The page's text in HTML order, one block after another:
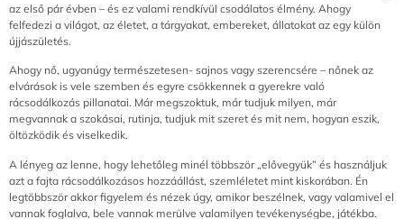
az első pár évben – és ez valami rendkívül csodálatos élmény. Ahogy
felfedezi a világot, az életet, a tárgyakat, embereket, állatokat az egy külön
újjászületés.
Ahogy nő, ugyanúgy természetesen- sajnos vagy szerencsére – nőnek az
elvárások is vele szemben és egyre csökkennek a gyerekre való
rácsodálkozás pillanatai. Már megszoktuk, már tudjuk milyen, már
megvannak a szokásai, rutinja, tudjuk mit szeret és mit nem, hogyan eszik,
öltözködik és viselkedik.
A lényeg az lenne, hogy lehetőleg minél többször „elővegyük” és használjuk
azt a fajta rácsodálkozásos hozzáállást, szemléletet mint kiskorában. Én
legtöbbször akkor figyelem és nézek úgy, amikor beszélnek, vagy valamivel el
vannak foglalva, bele vannak merülve valamilyen tevékenységbe, játékba.